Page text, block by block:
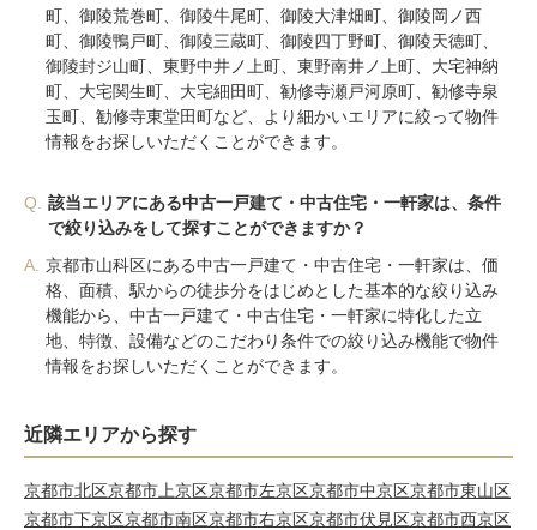
町、御陵荒巻町、御陵牛尾町、御陵大津畑町、御陵岡ノ西
町、御陵鴨戸町、御陵三蔵町、御陵四丁野町、御陵天徳町、
御陵封ジ山町、東野中井ノ上町、東野南井ノ上町、大宅神納
町、大宅関生町、大宅細田町、勧修寺瀬戸河原町、勧修寺泉
玉町、勧修寺東堂田町など、より細かいエリアに絞って物件
情報をお探しいただくことができます。
Q.
該当エリアにある中古一戸建て・中古住宅・一軒家は、条件
で絞り込みをして探すことができますか？
A. 京都市山科区にある中古一戸建て・中古住宅・一軒家は、価
格、面積、駅からの徒歩分をはじめとした基本的な絞り込み
機能から、中古一戸建て・中古住宅・一軒家に特化した立
地、特徴、設備などのこだわり条件での絞り込み機能で物件
情報をお探しいただくことができます。
近隣エリアから探す
京都市北区京都市上京区京都市左京区京都市中京区京都市東山区
京都市下京区京都市南区京都市右京区京都市伏見区京都市西京区